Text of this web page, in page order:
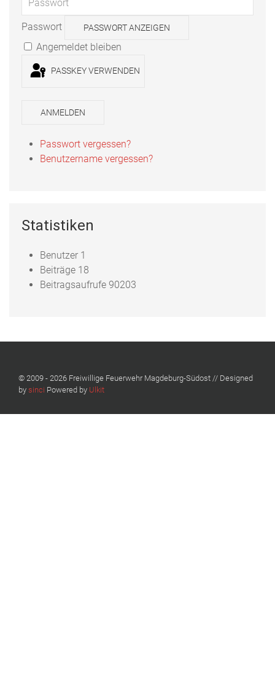
Passwort PASSWORT ANZEIGEN
Angemeldet bleiben
PASSKEY VERWENDEN
ANMELDEN
Passwort vergessen?
Benutzername vergessen?
Statistiken
Benutzer 1
Beiträge 18
Beitragsaufrufe 90203
© 2009 - 2026 Freiwillige Feuerwehr Magdeburg-Südost // Designed
by sinci Powered by Ulkit